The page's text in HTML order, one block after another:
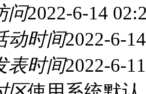
问2022-6-14
动时间2022-6-
表时间2022-6-